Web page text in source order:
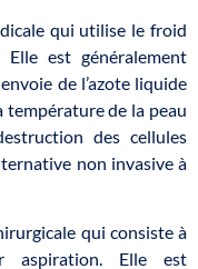
qui utilise le froid
Elle est généralement
de l’azote liquide
température de la peau
des cellules
non invasive à
qui consiste à
aspiration. Elle est